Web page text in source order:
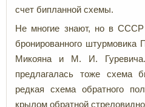
счет бипланной схемы.
Не многие знают, но в
бронированного
Микояна и М. И.
предлагалась тоже схема
редкая схема обратного
крылом обратной